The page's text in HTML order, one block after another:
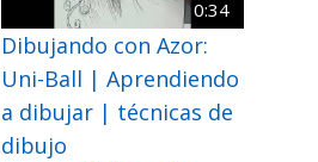
0:34
Dibujando con Azor:
Uni-Ball | Aprendiendo
a dibujar | técnicas de
dibujo